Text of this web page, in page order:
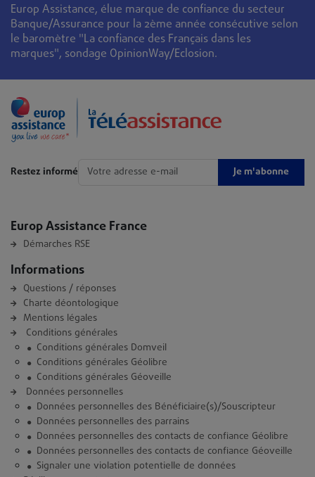
Europ Assistance, élue marque de confiance du secteur
Banque/Assurance pour la 2ème année consécutive selon
le baromètre "La confiance des Français dans les
marques", sondage OpinionWay/Eclosion.
Restez informé Je m'abonne
Europ Assistance France
Démarches RSE
Informations
Questions / réponses
Charte déontologique
Mentions légales
Conditions générales
Conditions générales Domveil
Conditions générales Géolibre
Conditions générales Géoveille
Données personnelles
Données personnelles des Bénéficiaire(s)/Souscripteur
Données personnelles des parrains
Données personnelles des contacts de confiance Géolibre
Données personnelles des contacts de confiance Géoveille
Signaler une violation potentielle de données